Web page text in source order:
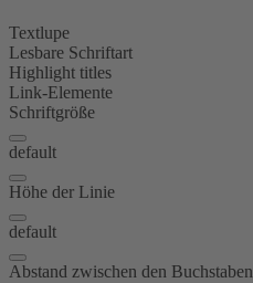
Textlupe
Lesbare Schriftart
Highlight titles
Link-Elemente
Schriftgröße
default
Höhe der Linie
default
Abstand zwischen den Buchstaben